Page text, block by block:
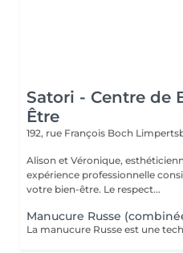
Satori - Centre de
Être
192, rue François Boch
Alison et Véronique,
expérience professionnelle
votre bien-être. Le respect...
Manucure Russe